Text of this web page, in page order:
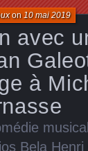
avec
à
on 10 mai 2019
Bela Henri